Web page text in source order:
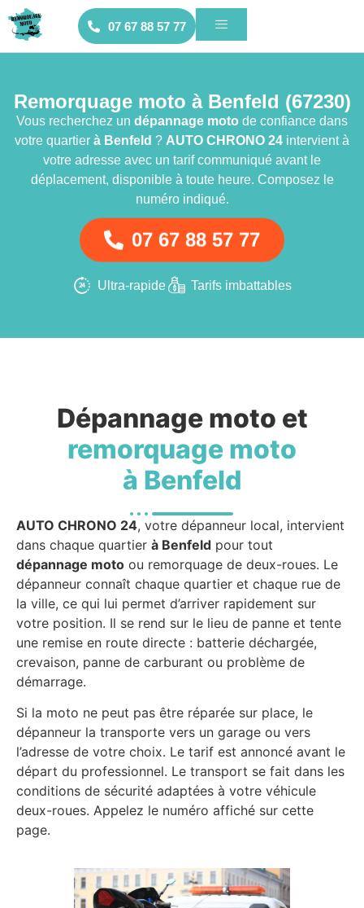
07 67 88 57 77
Remorquage moto à Benfeld (67230)
Vous recherchez un dépannage moto de confiance dans
votre quartier à Benfeld ? AUTO CHRONO 24 intervient à
votre adresse avec un tarif communiqué avant le
déplacement, disponible à toute heure. Composez le
numéro indiqué.
07 67 88 57 77
Ultra-rapide Tarifs imbattables
Dépannage moto et
remorquage moto
à Benfeld
AUTO CHRONO 24, votre dépanneur local, intervient
dans chaque quartier à Benfeld pour tout
dépannage moto ou remorquage de deux-roues. Le
dépanneur connaît chaque quartier et chaque rue de
la ville, ce qui lui permet d’arriver rapidement sur
votre position. Il se rend sur le lieu de panne et tente
une remise en route directe : batterie déchargée,
crevaison, panne de carburant ou problème de
démarrage.
Si la moto ne peut pas être réparée sur place, le
dépanneur la transporte vers un garage ou vers
l’adresse de votre choix. Le tarif est annoncé avant le
départ du professionnel. Le transport se fait dans les
conditions de sécurité adaptées à votre véhicule
deux-roues. Appelez le numéro affiché sur cette
page.